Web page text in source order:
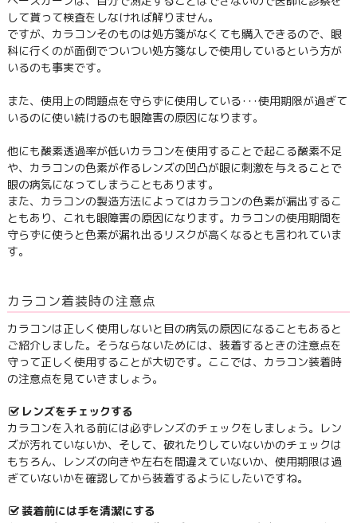
して貰って検査をしなければ解りません。
ですが、カラコンそのものは処方箋がなくても購入できるので、眼
科に行くのが面倒でついつい処方箋なしで使用しているという方が
いるのも事実です。
また、使用上の問題点を守らずに使用している･･･使用期限が過ぎて
いるのに使い続けるのも眼障害の原因になります。
他にも酸素透過率が低いカラコンを使用することで起こる酸素不足
や、カラコンの色素が作るレンズの凹凸が眼に刺激を与えることで
眼の病気になってしまうこともあります。
また、カラコンの製造方法によってはカラコンの色素が漏出するこ
ともあり、これも眼障害の原因になります。カラコンの使用期間を
守らずに使うと色素が漏れ出るリスクが高くなるとも言われていま
す。
カラコン着装時の注意点
カラコンは正しく使用しないと目の病気の原因になることもあると
ご紹介しました。そうならないためには、装着するときの注意点を
守って正しく使用することが大切です。ここでは、カラコン装着時
の注意点を見ていきましょう。
レンズをチェックする
カラコンを入れる前には必ずレンズのチェックをしましょう。レン
ズが汚れていないか、そして、破れたりしていないかのチェックは
もちろん、レンズの向きや左右を間違えていないか、使用期限は過
ぎていないかを確認してから装着するようにしたいですね。
装着前には手を清潔にする